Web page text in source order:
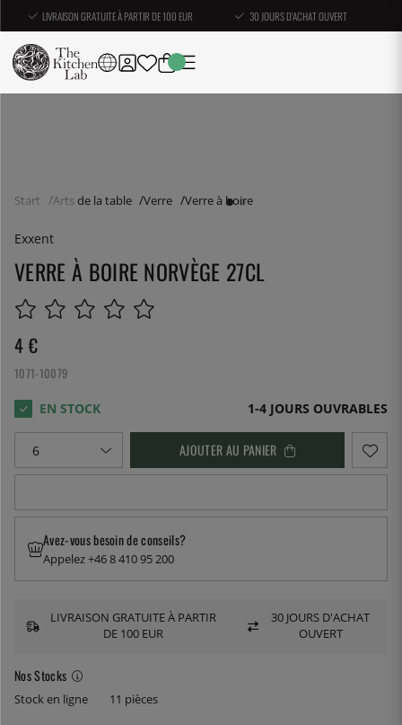
LIVRAISON GRATUITE À PARTIR DE 100 EUR 30 JOURS D'ACHAT OUVERT
Start Arts de la table Verre Verre à boire
Exxent
VERRE À BOIRE NORVÈGE 27CL
4 €
1071-10079
1-4 JOURS OUVRABLES
AJOUTER AU PANIER
Nos Stocks
Stock en ligne 11 pièces
Avez-vous besoin de conseils?
Appelez +46 8 410 95 200
LIVRAISON GRATUITE À PARTIR
DE 100 EUR
30 JOURS D'ACHAT
OUVERT